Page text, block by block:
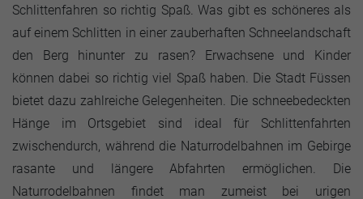
Schlittenfahren so richtig Spaß. Was gibt es schöneres als
auf einem Schlitten in einer zauberhaften Schneelandschaft
den Berg hinunter zu rasen? Erwachsene und Kinder
können dabei so richtig viel Spaß haben. Die Stadt Füssen
bietet dazu zahlreiche Gelegenheiten. Die schneebedeckten
Hänge im Ortsgebiet sind ideal für Schlittenfahrten
zwischendurch, während die Naturrodelbahnen im Gebirge
rasante und längere Abfahrten ermöglichen. Die
Naturrodelbahnen findet man zumeist bei urigen